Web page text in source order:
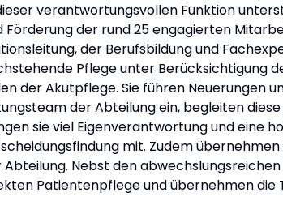
verantwortungsvollen Funktion
Förderung der rund 25 engagierten
der Berufsbildung und
Pflege unter Berücksichtigung
der Akutpflege. Sie führen Neuerungen
der Abteilung ein, begleiten
sie viel Eigenverantwortung und eine
mit. Zudem
Abteilung. Nebst den
Patientenpflege und übernehmen die